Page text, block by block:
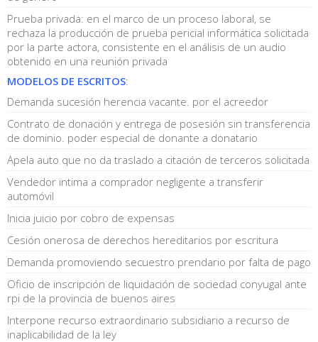
Prueba privada: en el marco de un proceso laboral, se
rechaza la producción de prueba pericial informática solicitada
por la parte actora, consistente en el análisis de un audio
obtenido en una reunión privada
MODELOS DE ESCRITOS:
Demanda sucesión herencia vacante. por el acreedor
Contrato de donación y entrega de posesión sin transferencia
de dominio. poder especial de donante a donatario
Apela auto que no da traslado a citación de terceros solicitada
Vendedor intima a comprador negligente a transferir
automóvil
Inicia juicio por cobro de expensas
Cesión onerosa de derechos hereditarios por escritura
Demanda promoviendo secuestro prendario por falta de pago
Oficio de inscripción de liquidación de sociedad conyugal ante
rpi de la provincia de buenos aires
Interpone recurso extraordinario subsidiario a recurso de
inaplicabilidad de la ley